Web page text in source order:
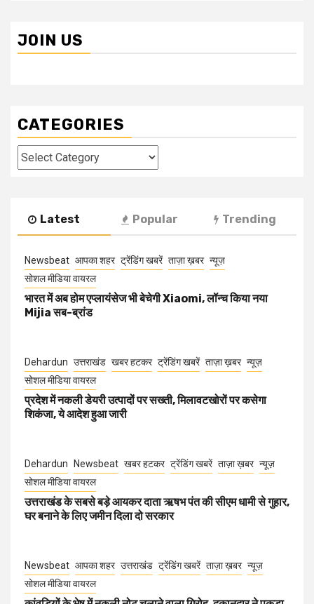
JOIN US
CATEGORIES
Categories
Latest Popular Trending
Newsbeat आपका शहर ट्रेंडिंग खबरें ताज़ा ख़बर न्यूज़
सोशल मीडिया वायरल
भारत में अब होम एप्लायंसेज भी बेचेगी Xiaomi, लॉन्च किया नया
Mijia सब-ब्रांड
Dehardun उत्तराखंड खबर हटकर ट्रेंडिंग खबरें ताज़ा ख़बर न्यूज़
सोशल मीडिया वायरल
प्रदेश में नकली डेयरी उत्पादों पर सख्ती, मिलावटखोरों पर कसेगा
शिकंजा, ये आदेश हुआ जारी
Dehardun Newsbeat खबर हटकर ट्रेंडिंग खबरें ताज़ा ख़बर न्यूज़
सोशल मीडिया वायरल
उत्तराखंड के सबसे बड़े आयकर दाता ऋषभ पंत की सीएम धामी से गुहार,
घर बनाने के लिए जमीन दिला दो सरकार
Newsbeat आपका शहर उत्तराखंड ट्रेंडिंग खबरें ताज़ा ख़बर न्यूज़
सोशल मीडिया वायरल